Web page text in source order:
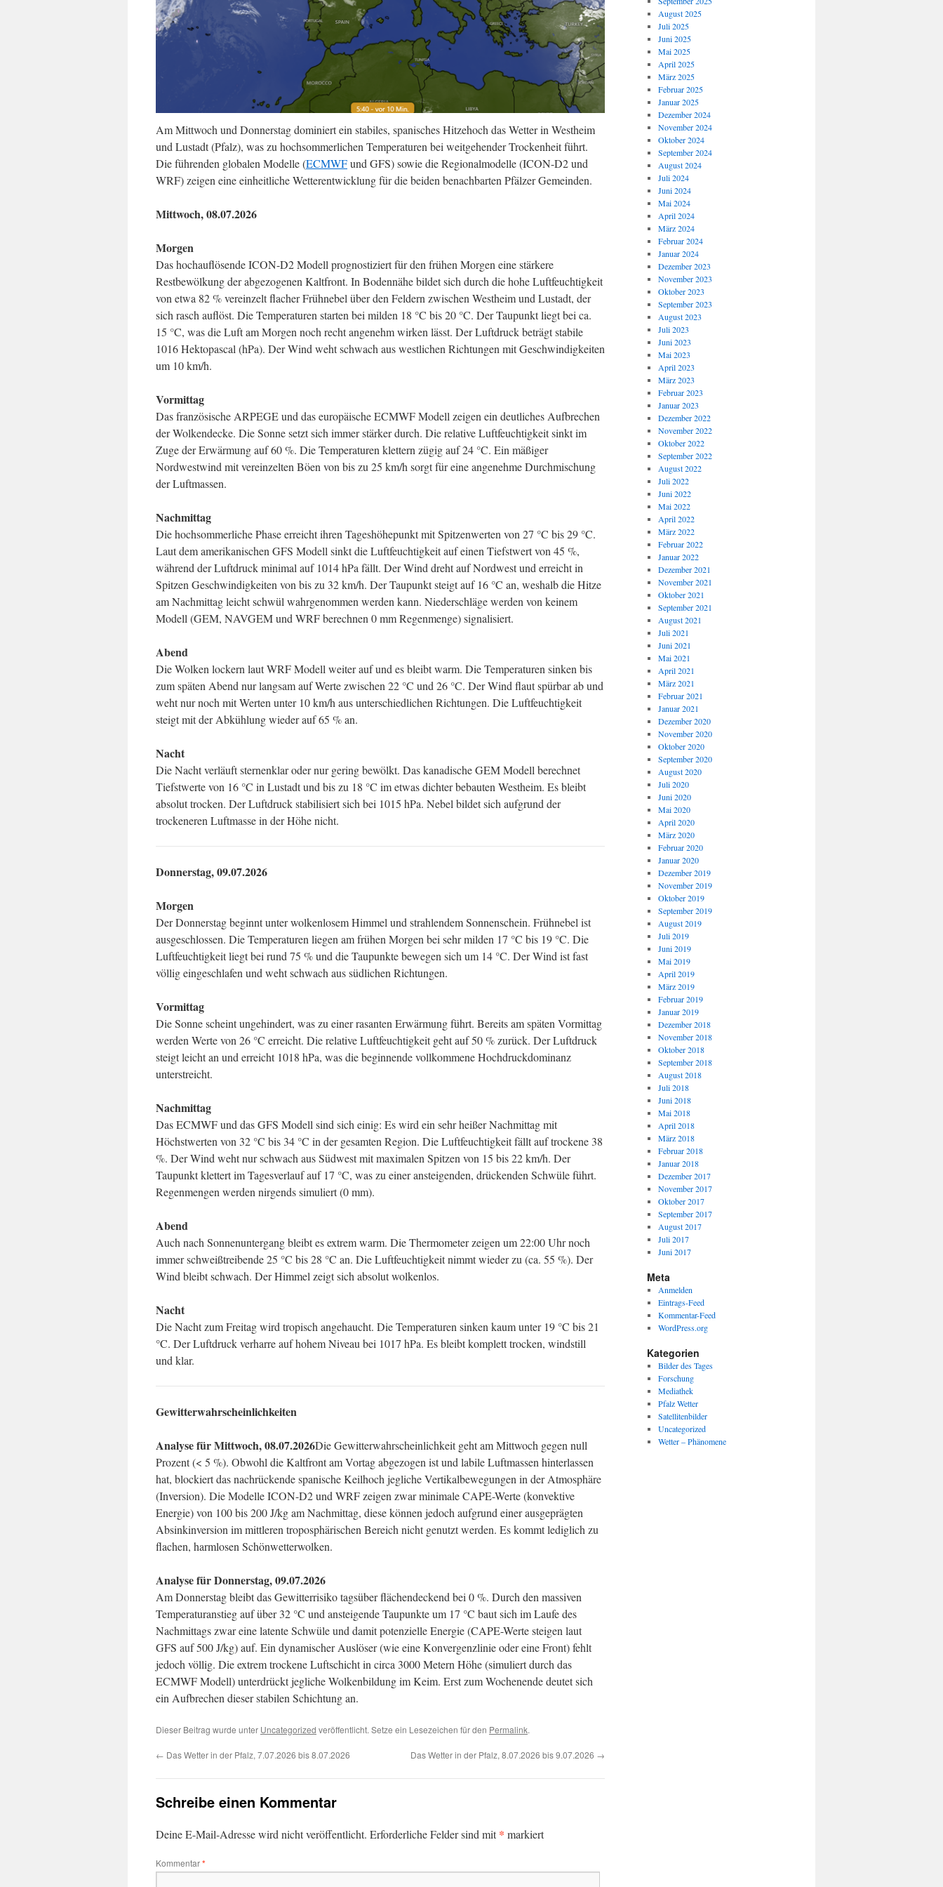
Am Mittwoch und Donnerstag dominiert ein stabiles, spanisches Hitzehoch das Wetter in Westheim
und Lustadt (Pfalz), was zu hochsommerlichen Temperaturen bei weitgehender Trockenheit führt.
Die führenden globalen Modelle (ECMWFund GFS) sowie die Regionalmodelle (ICON-D2 und
WRF) zeigen eine einheitliche Wetterentwicklung für die beiden benachbarten Pfälzer Gemeinden.
Mittwoch, 08.07.2026
Morgen
Das hochauflösende ICON-D2 Modell prognostiziert für den frühen Morgen eine stärkere
Restbewölkung der abgezogenen Kaltfront. In Bodennähe bildet sich durch die hohe Luftfeuchtigkeit
von etwa 82 % vereinzelt flacher Frühnebel über den Feldern zwischen Westheim und Lustadt, der
sich rasch auflöst. Die Temperaturen starten bei milden 18 °C bis 20 °C. Der Taupunkt liegt bei ca.
15 °C, was die Luft am Morgen noch recht angenehm wirken lässt. Der Luftdruck beträgt stabile
1016 Hektopascal (hPa). Der Wind weht schwach aus westlichen Richtungen mit Geschwindigkeiten
um 10 km/h.
Vormittag
Das französische ARPEGE und das europäische ECMWF Modell zeigen ein deutliches Aufbrechen
der Wolkendecke. Die Sonne setzt sich immer stärker durch. Die relative Luftfeuchtigkeit sinkt im
Zuge der Erwärmung auf 60 %. Die Temperaturen klettern zügig auf 24 °C. Ein mäßiger
Nordwestwind mit vereinzelten Böen von bis zu 25 km/h sorgt für eine angenehme Durchmischung
der Luftmassen.
Nachmittag
Die hochsommerliche Phase erreicht ihren Tageshöhepunkt mit Spitzenwerten von 27 °C bis 29 °C.
Laut dem amerikanischen GFS Modell sinkt die Luftfeuchtigkeit auf einen Tiefstwert von 45 %,
während der Luftdruck minimal auf 1014 hPa fällt. Der Wind dreht auf Nordwest und erreicht in
Spitzen Geschwindigkeiten von bis zu 32 km/h. Der Taupunkt steigt auf 16 °C an, weshalb die Hitze
am Nachmittag leicht schwül wahrgenommen werden kann. Niederschläge werden von keinem
Modell (GEM, NAVGEM und WRF berechnen 0 mm Regenmenge) signalisiert.
Abend
Die Wolken lockern laut WRF Modell weiter auf und es bleibt warm. Die Temperaturen sinken bis
zum späten Abend nur langsam auf Werte zwischen 22 °C und 26 °C. Der Wind flaut spürbar ab und
weht nur noch mit Werten unter 10 km/h aus unterschiedlichen Richtungen. Die Luftfeuchtigkeit
steigt mit der Abkühlung wieder auf 65 % an.
Nacht
Die Nacht verläuft sternenklar oder nur gering bewölkt. Das kanadische GEM Modell berechnet
Tiefstwerte von 16 °C in Lustadt und bis zu 18 °C im etwas dichter bebauten Westheim. Es bleibt
absolut trocken. Der Luftdruck stabilisiert sich bei 1015 hPa. Nebel bildet sich aufgrund der
trockeneren Luftmasse in der Höhe nicht.
Donnerstag, 09.07.2026
Morgen
Der Donnerstag beginnt unter wolkenlosem Himmel und strahlendem Sonnenschein. Frühnebel ist
ausgeschlossen. Die Temperaturen liegen am frühen Morgen bei sehr milden 17 °C bis 19 °C. Die
Luftfeuchtigkeit liegt bei rund 75 % und die Taupunkte bewegen sich um 14 °C. Der Wind ist fast
völlig eingeschlafen und weht schwach aus südlichen Richtungen.
Vormittag
Die Sonne scheint ungehindert, was zu einer rasanten Erwärmung führt. Bereits am späten Vormittag
werden Werte von 26 °C erreicht. Die relative Luftfeuchtigkeit geht auf 50 % zurück. Der Luftdruck
steigt leicht an und erreicht 1018 hPa, was die beginnende vollkommene Hochdruckdominanz
unterstreicht.
Nachmittag
Das ECMWF und das GFS Modell sind sich einig: Es wird ein sehr heißer Nachmittag mit
Höchstwerten von 32 °C bis 34 °C in der gesamten Region. Die Luftfeuchtigkeit fällt auf trockene 38
%. Der Wind weht nur schwach aus Südwest mit maximalen Spitzen von 15 bis 22 km/h. Der
Taupunkt klettert im Tagesverlauf auf 17 °C, was zu einer ansteigenden, drückenden Schwüle führt.
Regenmengen werden nirgends simuliert (0 mm).
Abend
Auch nach Sonnenuntergang bleibt es extrem warm. Die Thermometer zeigen um 22:00 Uhr noch
immer schweißtreibende 25 °C bis 28 °C an. Die Luftfeuchtigkeit nimmt wieder zu (ca. 55 %). Der
Wind bleibt schwach. Der Himmel zeigt sich absolut wolkenlos.
Nacht
Die Nacht zum Freitag wird tropisch angehaucht. Die Temperaturen sinken kaum unter 19 °C bis 21
°C. Der Luftdruck verharre auf hohem Niveau bei 1017 hPa. Es bleibt komplett trocken, windstill
und klar.
Gewitterwahrscheinlichkeiten
Analyse für Mittwoch, 08.07.2026Die Gewitterwahrscheinlichkeit geht am Mittwoch gegen null
Prozent (< 5 %). Obwohl die Kaltfront am Vortag abgezogen ist und labile Luftmassen hinterlassen
hat, blockiert das nachrückende spanische Keilhoch jegliche Vertikalbewegungen in der Atmosphäre
(Inversion). Die Modelle ICON-D2 und WRF zeigen zwar minimale CAPE-Werte (konvektive
Energie) von 100 bis 200 J/kg am Nachmittag, diese können jedoch aufgrund einer ausgeprägten
Absinkinversion im mittleren troposphärischen Bereich nicht genutzt werden. Es kommt lediglich zu
flachen, harmlosen Schönwetterwolken.
Analyse für Donnerstag, 09.07.2026
Am Donnerstag bleibt das Gewitterrisiko tagsüber flächendeckend bei 0 %. Durch den massiven
Temperaturanstieg auf über 32 °C und ansteigende Taupunkte um 17 °C baut sich im Laufe des
Nachmittags zwar eine latente Schwüle und damit potenzielle Energie (CAPE-Werte steigen laut
GFS auf 500 J/kg) auf. Ein dynamischer Auslöser (wie eine Konvergenzlinie oder eine Front) fehlt
jedoch völlig. Die extrem trockene Luftschicht in circa 3000 Metern Höhe (simuliert durch das
ECMWF Modell) unterdrückt jegliche Wolkenbildung im Keim. Erst zum Wochenende deutet sich
ein Aufbrechen dieser stabilen Schichtung an.
Dieser Beitrag wurde unter Uncategorized veröffentlicht. Setze ein Lesezeichen für den Permalink.
← Das Wetter in der Pfalz, 7.07.2026 bis 8.07.2026 Das Wetter in der Pfalz, 8.07.2026 bis 9.07.2026 →
Schreibe einen Kommentar
Deine E-Mail-Adresse wird nicht veröffentlicht. Erforderliche Felder sind mit* markiert
Kommentar*
August 2025
Juli 2025
Juni 2025
Mai 2025
April 2025
März 2025
Februar 2025
Januar 2025
Dezember 2024
November 2024
Oktober 2024
September 2024
August 2024
Juli 2024
Juni 2024
Mai 2024
April 2024
März 2024
Februar 2024
Januar 2024
Dezember 2023
November 2023
Oktober 2023
September 2023
August 2023
Juli 2023
Juni 2023
Mai 2023
April 2023
März 2023
Februar 2023
Januar 2023
Dezember 2022
November 2022
Oktober 2022
September 2022
August 2022
Juli 2022
Juni 2022
Mai 2022
April 2022
März 2022
Februar 2022
Januar 2022
Dezember 2021
November 2021
Oktober 2021
September 2021
August 2021
Juli 2021
Juni 2021
Mai 2021
April 2021
März 2021
Februar 2021
Januar 2021
Dezember 2020
November 2020
Oktober 2020
September 2020
August 2020
Juli 2020
Juni 2020
Mai 2020
April 2020
März 2020
Februar 2020
Januar 2020
Dezember 2019
November 2019
Oktober 2019
September 2019
August 2019
Juli 2019
Juni 2019
Mai 2019
April 2019
März 2019
Februar 2019
Januar 2019
Dezember 2018
November 2018
Oktober 2018
September 2018
August 2018
Juli 2018
Juni 2018
Mai 2018
April 2018
März 2018
Februar 2018
Januar 2018
Dezember 2017
November 2017
Oktober 2017
September 2017
August 2017
Juli 2017
Juni 2017
Meta
Anmelden
Eintrags-Feed
Kommentar-Feed
WordPress.org
Kategorien
Bilder des Tages
Forschung
Mediathek
Pfalz Wetter
Satellitenbilder
Uncategorized
Wetter – Phänomene